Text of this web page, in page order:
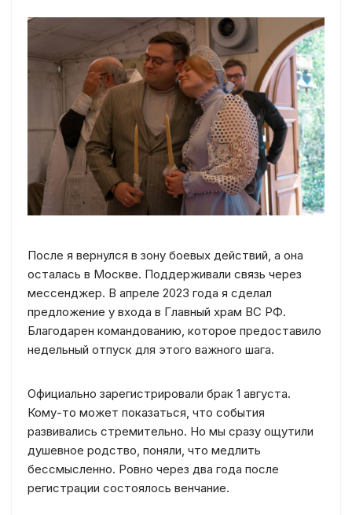
После я вернулся в зону боевых действий, а она
осталась в Москве. Поддерживали связь через
мессенджер. В апреле 2023 года я сделал
предложение у входа в Главный храм ВС РФ.
Благодарен командованию, которое предоставило
недельный отпуск для этого важного шага.
Официально зарегистрировали брак 1 августа.
Кому-то может показаться, что события
развивались стремительно. Но мы сразу ощутили
душевное родство, поняли, что медлить
бессмысленно. Ровно через два года после
регистрации состоялось венчание.